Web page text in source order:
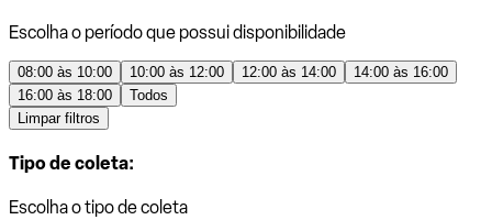
Escolha o período que possui disponibilidade
08:00 às 10:00 10:00 às 12:00 12:00 às 14:00
14:00 às 16:00
16:00 às 18:00
Todos
Limpar filtros
Tipo de coleta:
Escolha o tipo de coleta